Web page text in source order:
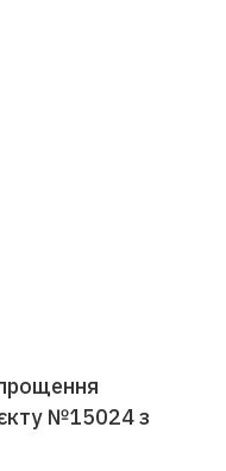
№15024 з